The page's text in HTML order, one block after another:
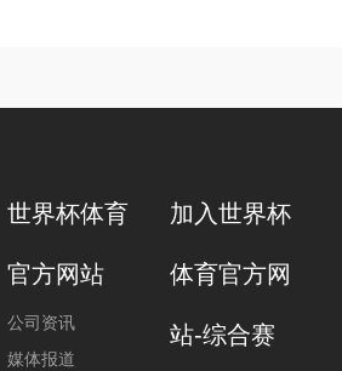
世界杯体育
官方网站
公司资讯
媒体报道
加入世界杯
体育官方网
站-综合赛